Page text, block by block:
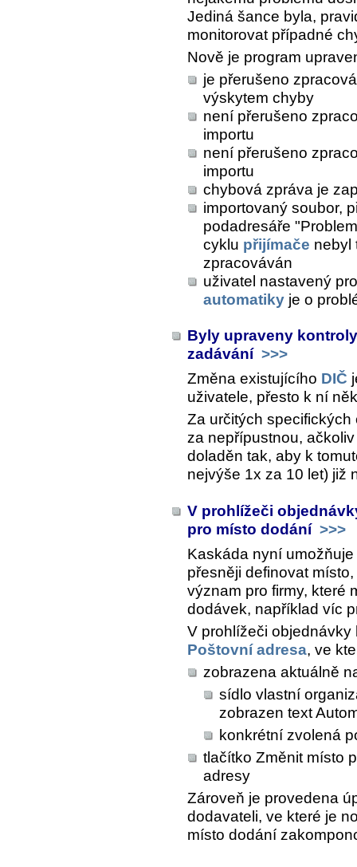
Jediná šance byla,
monitorovat případné
Nově je program
je přerušeno
výskytem chyby
není přerušeno
importu
není přerušeno
importu
chybová zpráva je
importovaný soubor,
podadresáře
cyklu přijímače nebyl
zpracováván
uživatel nastavený
automatiky je o
Byly upraveny
zadávání >>>
Změna existujícího DIČ
uživatele, přesto k ní
Za určitých
za nepřípustnou,
doladěn tak, aby k
nejvýše 1x za 10 let) již
V prohlížeči
pro místo dodání >>>
Kaskáda nyní
přesněji definovat
význam pro firmy, které
dodávek, například víc
V prohlížeči
Poštovní adresa, ve
zobrazena aktuálně
sídlo vlastní
zobrazen text
konkrétní zvolená
tlačítko Změnit místo
adresy
Zároveň je provedena
dodavateli, ve které je
místo dodání